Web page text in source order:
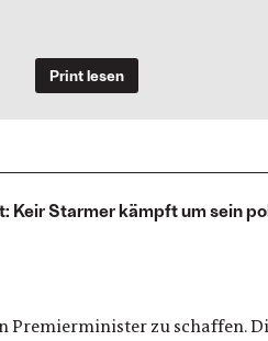
Print lesen
Keir Starmer kämpft um sein
zu schaffen.